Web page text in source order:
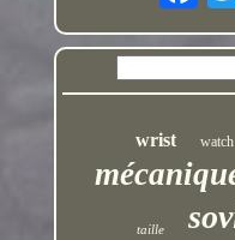
wrist watch
taille